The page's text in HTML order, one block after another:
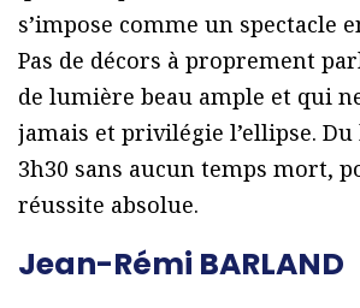
s’impose comme un spectacle
Pas de décors à proprement
de lumière beau ample et qui
jamais et privilégie l’ellipse.
3h30 sans aucun temps mort,
réussite absolue.
Jean-Rémi BARLAND